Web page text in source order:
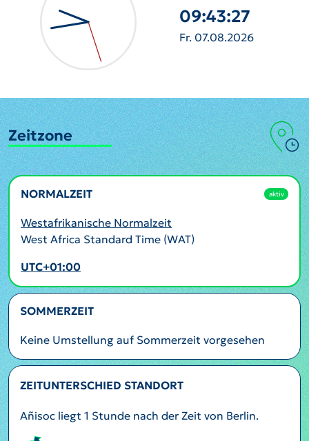
09:43:28
Fr. 07.08.2026
Zeitzone
NORMALZEIT aktiv
Westafrikanische Normalzeit
West Africa Standard Time (WAT)
UTC+01:00
SOMMERZEIT
Keine Umstellung auf Sommerzeit vorgesehen
ZEITUNTERSCHIED STANDORT
Añisoc liegt 1 Stunde nach der Zeit von Berlin.